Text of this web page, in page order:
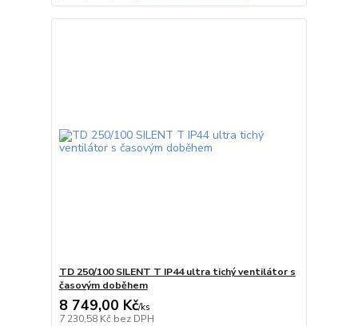
TD 250/100 SILENT T IP44 ultra tichý ventilátor s
časovým doběhem
8 749,00 Kč/ks
7 230,58 Kč bez DPH